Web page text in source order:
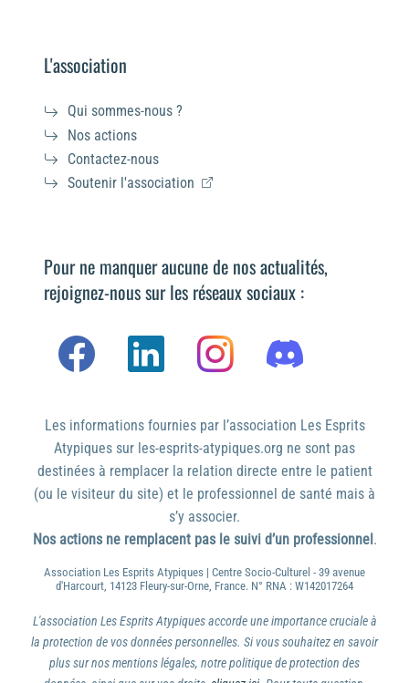
L'association
Qui sommes-nous ?
Nos actions
Contactez-nous
Soutenir l'association
Pour ne manquer aucune de nos actualités,
rejoignez-nous sur les réseaux sociaux :
Les informations fournies par l’association Les Esprits
Atypiques sur les-esprits-atypiques.org ne sont pas
destinées à remplacer la relation directe entre le patient
(ou le visiteur du site) et le professionnel de santé mais à
s’y associer.
Nos actions ne remplacent pas le suivi d’un professionnel .
Association Les Esprits Atypiques | Centre Socio-Culturel - 39 avenue
d'Harcourt, 14123 Fleury-sur-Orne, France. N° RNA : W142017264
L'association Les Esprits Atypiques accorde une importance cruciale à
la protection de vos données personnelles. Si vous souhaitez en savoir
plus sur nos mentions légales, notre politique de protection des